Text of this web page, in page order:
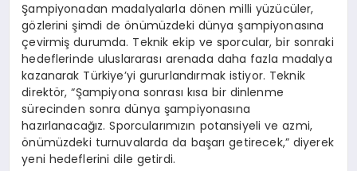
Şampiyonadan madalyalarla dönen milli yüzücüler,
gözlerini şimdi de önümüzdeki dünya şampiyonasına
çevirmiş durumda. Teknik ekip ve sporcular, bir sonraki
hedeflerinde uluslararası arenada daha fazla madalya
kazanarak Türkiye’yi gururlandırmak istiyor. Teknik
direktör, “Şampiyona sonrası kısa bir dinlenme
sürecinden sonra dünya şampiyonasına
hazırlanacağız. Sporcularımızın potansiyeli ve azmi,
önümüzdeki turnuvalarda da başarı getirecek,” diyerek
yeni hedeflerini dile getirdi.